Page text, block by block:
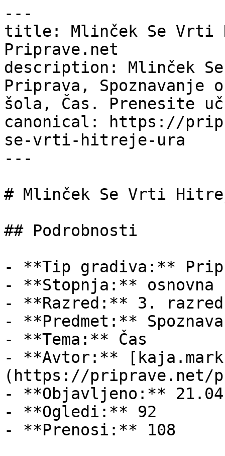
---
title: Mlinček Se Vrti
Priprave.net
description: Mlinček
Priprava, Spoznavanje
šola, Čas. Prenesite
canonical: https://
se-vrti-hitreje-ura
---
# Mlinček Se Vrti
## Podrobnosti
- **Tip gradiva:**
- **Stopnja:** osnovna
- **Razred:** 3. razred
- **Predmet:**
- **Tema:** Čas
- **Avtor:**
(https://priprave.net/
- **Objavljeno:**
- **Ogledi:** 92
- **Prenosi:** 108